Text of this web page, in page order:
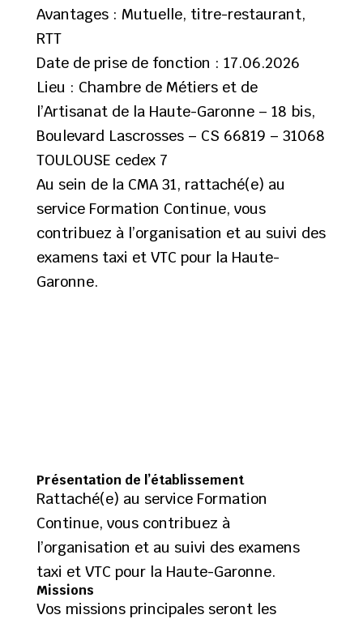
Avantages : Mutuelle, titre-restaurant,
RTT
Date de prise de fonction : 17.06.2026
Lieu : Chambre de Métiers et de
l’Artisanat de la Haute-Garonne – 18 bis,
Boulevard Lascrosses – CS 66819 – 31068
TOULOUSE cedex 7
Au sein de la CMA 31, rattaché(e) au
service Formation Continue, vous
contribuez à l’organisation et au suivi des
examens taxi et VTC pour la Haute-
Garonne.
Présentation de l’établissement
Rattaché(e) au service Formation
Continue, vous contribuez à
l’organisation et au suivi des examens
taxi et VTC pour la Haute-Garonne.
Missions
Vos missions principales seront les